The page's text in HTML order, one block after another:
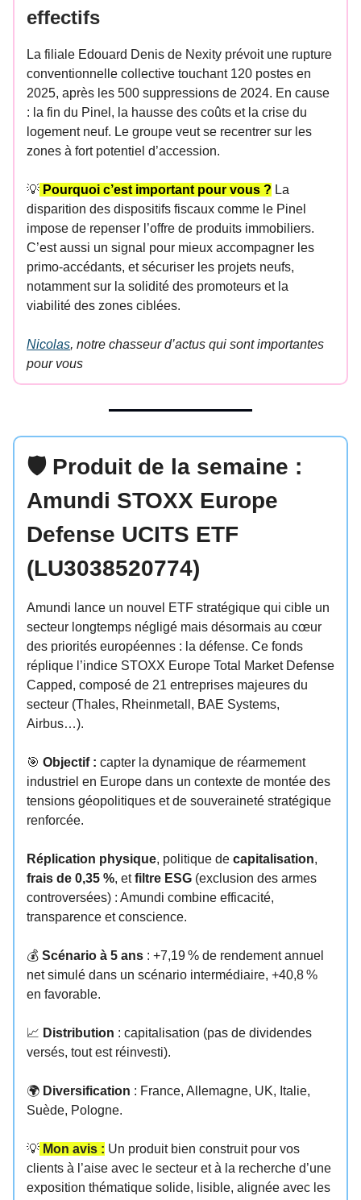
effectifs
La filiale Edouard Denis de Nexity prévoit une rupture
conventionnelle collective touchant 120 postes en
2025, après les 500 suppressions de 2024. En cause
: la fin du Pinel, la hausse des coûts et la crise du
logement neuf. Le groupe veut se recentrer sur les
zones à fort potentiel d’accession.
💡 Pourquoi c’est important pour vous ? La
disparition des dispositifs fiscaux comme le Pinel
impose de repenser l’offre de produits immobiliers.
C’est aussi un signal pour mieux accompagner les
primo-accédants, et sécuriser les projets neufs,
notamment sur la solidité des promoteurs et la
viabilité des zones ciblées.
Nicolas, notre chasseur d’actus qui sont importantes
pour vous
🛡️ Produit de la semaine :
Amundi STOXX Europe
Defense UCITS ETF
(LU3038520774)
Amundi lance un nouvel ETF stratégique qui cible un
secteur longtemps négligé mais désormais au cœur
des priorités européennes : la défense. Ce fonds
réplique l’indice STOXX Europe Total Market Defense
Capped, composé de 21 entreprises majeures du
secteur (Thales, Rheinmetall, BAE Systems,
Airbus…).
🎯 Objectif : capter la dynamique de réarmement
industriel en Europe dans un contexte de montée des
tensions géopolitiques et de souveraineté stratégique
renforcée.
Réplication physique, politique de capitalisation,
frais de 0,35 %, etfiltre ESG (exclusion des armes
controversées) : Amundi combine efficacité,
transparence et conscience.
💰 Scénario à 5 ans : +7,19 % de rendement annuel
net simulé dans un scénario intermédiaire, +40,8 %
en favorable.
📈 Distribution : capitalisation (pas de dividendes
versés, tout est réinvesti).
🌍 Diversification : France, Allemagne, UK, Italie,
Suède, Pologne.
💡 Mon avis : Un produit bien construit pour vos
clients à l’aise avec le secteur et à la recherche d’une
exposition thématique solide, lisible, alignée avec les